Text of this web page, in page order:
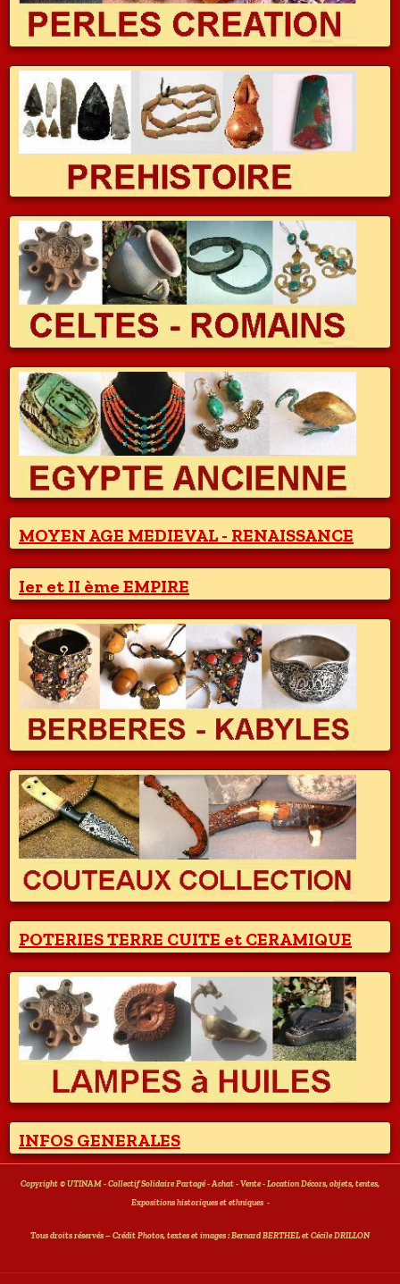
MOYEN AGE MEDIEVAL - RENAISSANCE
Ier et II ème EMPIRE
POTERIES TERRE CUITE et CERAMIQUE
INFOS GENERALES
Copyright © UTINAM - Collectif Solidaire Partagé - Achat - Vente - Location Décors, objets, tentes,
Expositions historiques et ethniques -
Tous droits réservés – Crédit Photos, textes et images : Bernard BERTHEL et Cécile DRILLON